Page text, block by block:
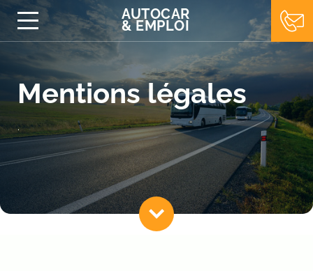
AUTOCAR
&EMPLOI
Mentions légales
.